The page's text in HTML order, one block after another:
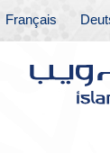
Français
وقتالهم